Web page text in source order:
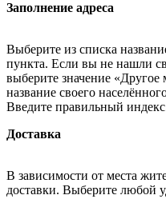
Заполнение адреса
Выберите из списка
пункта. Если вы не нашли
выберите значение
название своего
Введите правильный
Доставка
В зависимости от места
доставки. Выберите любой